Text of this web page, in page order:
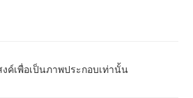
ค์เพื่อเป็นภาพประกอบเท่านั้น